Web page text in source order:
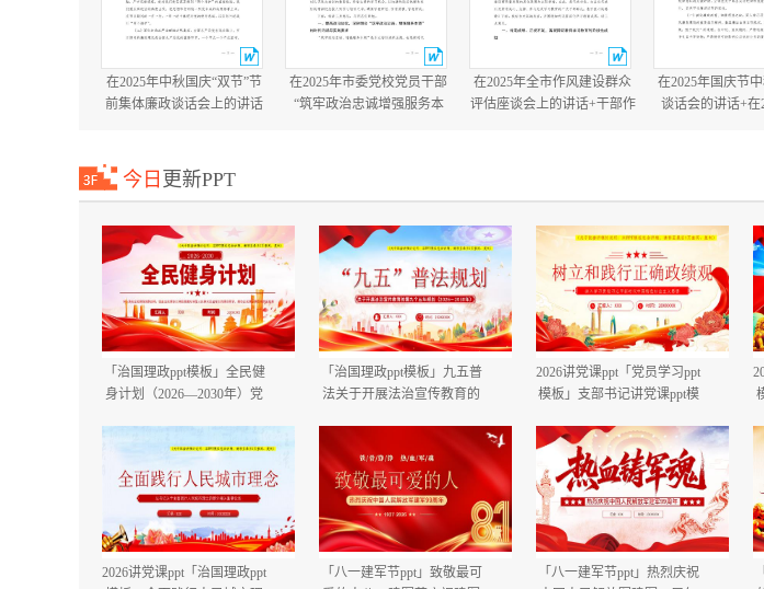
在2025年中秋国庆“双节”节
前集体廉政谈话会上的讲话
在2025年市委党校党员干部
“筑牢政治忠诚增强服务本
在2025年全市作风建设群众
评估座谈会上的讲话+干部作
在2025年国庆节
谈话会的讲话+在
今日 更新PPT
「治国理政ppt模板」全民健
身计划（2026—2030年）党
「治国理政ppt模板」九五普
法关于开展法治宣传教育的
整内容」.pptx
2026讲党课ppt「党员学习ppt
模板」支部书记讲党课ppt模
2026讲党课ppt「治国理政ppt
「八一建军节ppt」致敬最可
「八一建军节ppt」热烈庆祝